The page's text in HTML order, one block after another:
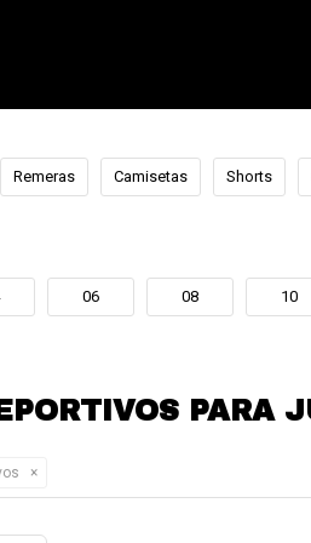
Remeras Camisetas Shorts
06 08 10
PARA